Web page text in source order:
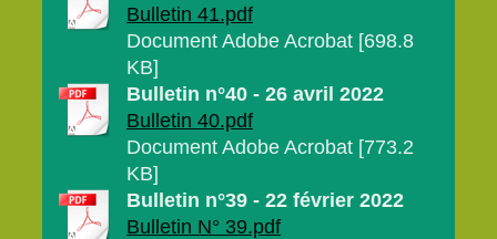
Bulletin 41.pdf
Document Adobe Acrobat [698.8
KB]
Bulletin n°40 - 26 avril 2022
Bulletin 40.pdf
Document Adobe Acrobat [773.2
KB]
Bulletin n°39 - 22 février 2022
Bulletin N° 39.pdf